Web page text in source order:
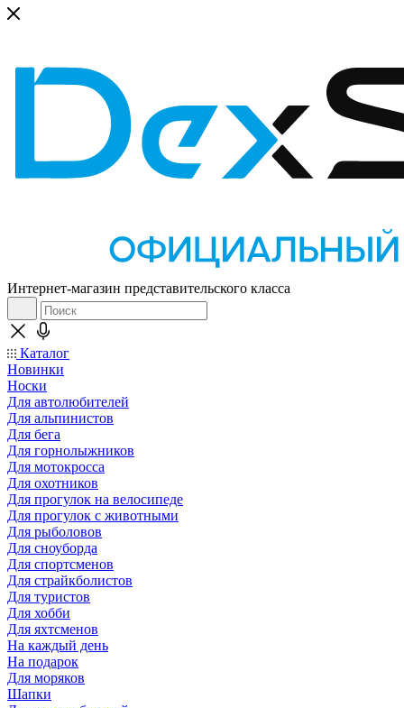
Интернет-магазин представительского класса
Каталог
Новинки
Носки
Для автолюбителей
Для альпинистов
Для бега
Для горнолыжников
Для мотокросса
Для охотников
Для прогулок на велосипеде
Для прогулок с животными
Для рыболовов
Для сноуборда
Для спортсменов
Для страйкболистов
Для туристов
Для хобби
Для яхтсменов
На каждый день
На подарок
Для моряков
Шапки